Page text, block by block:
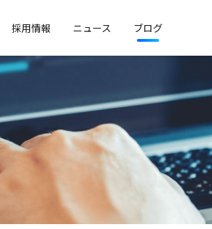
採用情報 ニュース ブログ